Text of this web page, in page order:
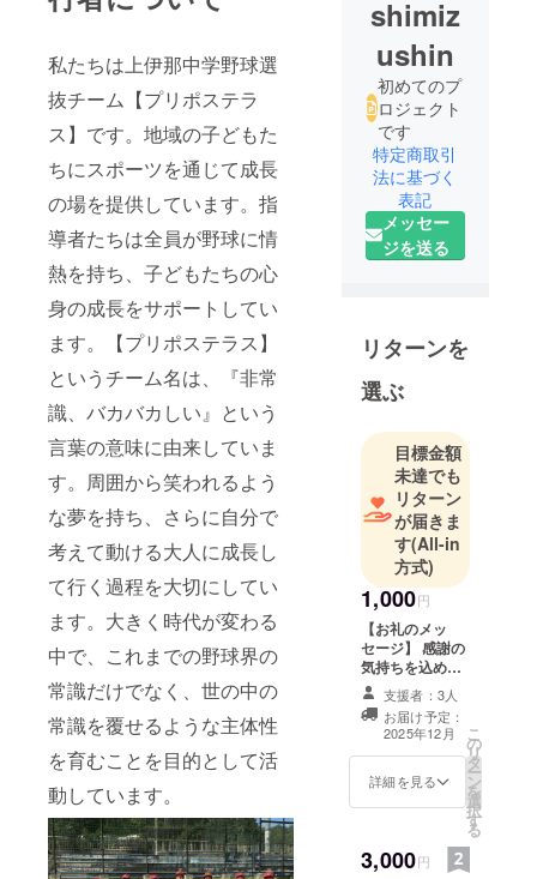
私たちは上伊那中学野球選
抜チーム【プリポステラ
ス】です。地域の子どもた
ちにスポーツを通じて成長
の場を提供しています。指
導者たちは全員が野球に情
熱を持ち、子どもたちの心
身の成長をサポートしてい
ます。【プリポステラス】
というチーム名は、『非常
識、バカバカしい』という
言葉の意味に由来していま
す。周囲から笑われるよう
な夢を持ち、さらに自分で
考えて動ける大人に成長し
て行く過程を大切にしてい
ます。大きく時代が変わる
中で、これまでの野球界の
常識だけでなく、世の中の
常識を覆せるような主体性
を育むことを目的として活
動しています。
shimiz
ushin
初めてのプ
ロジェクト
です
特定商取引
法に基づく
表記
メッセー
ジを送る
リターンを
選ぶ
目標金額
未達でも
リターン
が届きま
す(All-in
方式)
1,000円
【お礼のメッ
セージ】 感謝の
気持ちを込め
て、お礼のメッ
セージをお送り
します。
支援者：3人
お届け予定：
2025年12月
詳細を見る
こ
の
リ
タ
ー
ン
を
選
択
す
る
3,000円